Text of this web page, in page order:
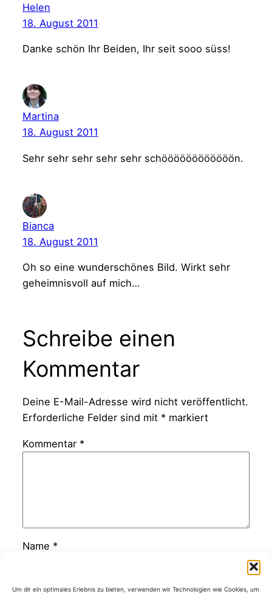
Um dir ein optimales Erlebnis zu bieten, verwenden wir Technologien wie Cookies, um
Helen
18. August 2011
Danke schön Ihr Beiden, Ihr seit sooo süss!
Martina
18. August 2011
Sehr sehr sehr sehr sehr schöööööööööööön.
Bianca
18. August 2011
Oh so eine wunderschönes Bild. Wirkt sehr
geheimnisvoll auf mich…
Schreibe einen
Kommentar
Deine E-Mail-Adresse wird nicht veröffentlicht.
Erforderliche Felder sind mit *markiert
Kommentar *
Name *
E-Mail-Adresse*